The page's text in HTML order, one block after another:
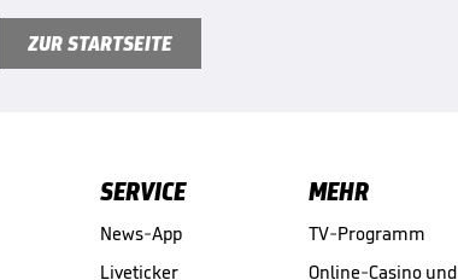
ZUR STARTSEITE
SERVICE
News-App
Liveticker
MEHR
TV-Programm
Online-Casino und